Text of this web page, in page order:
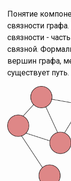
Понятие
связности
связности -
связной.
вершин графа,
существует путь.